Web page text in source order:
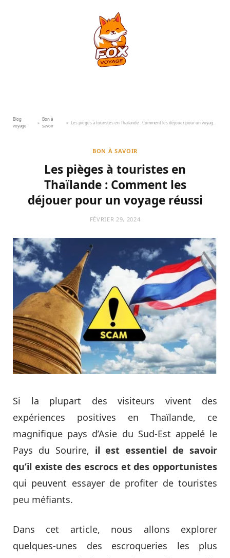
Blog
voyage
»
Bon à
savoir
» Les pièges à touristes en Thaïlande : Comment les déjouer pour un voyage réussi
BON À SAVOIR
Les pièges à touristes en
Thaïlande : Comment les
déjouer pour un voyage réussi
FÉVRIER 29, 2024
Si la plupart des visiteurs vivent des
expériences positives en Thaïlande, ce
magnifique pays d’Asie du Sud-Est appelé le
Pays du Sourire, il est essentiel de savoir
qu’il existe des escrocs et des opportunistes
qui peuvent essayer de profiter de touristes
peu méfiants.
Dans cet article, nous allons explorer
quelques-unes des escroqueries les plus